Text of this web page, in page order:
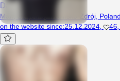
Darobigdick
Man, 21 years, Trzcińsko-Zdrój, Poland
on the website since:25.12.2024 46